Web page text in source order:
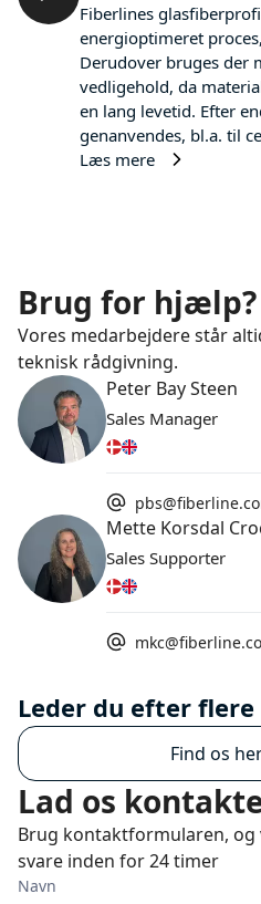
Fiberlines
energioptimeret
Derudover bruges der
vedligehold, da
en lang levetid. Efter
genanvendes, bl.a. til
Læs mere
Brug for hjælp?
Vores medarbejdere står
teknisk rådgivning.
Peter Bay Steen
Sales Manager
Mette Korsdal
Sales Supporter
Leder du efter
Find os
Lad os
Brug kontaktformularen,
svare inden for 24 timer
Navn